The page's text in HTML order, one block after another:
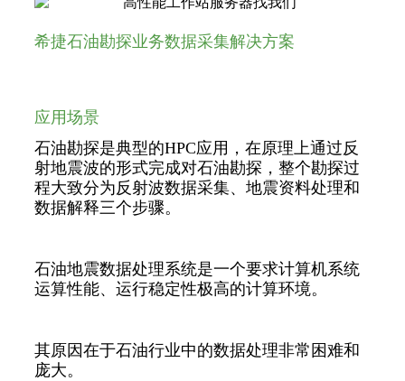
希捷石油勘探业务数据采集解决方案
应用场景
石油勘探是典型的HPC应用，在原理上通过反
射地震波的形式完成对石油勘探，整个勘探过
程大致分为反射波数据采集、地震资料处理和
数据解释三个步骤。
石油地震数据处理系统是一个要求计算机系统
运算性能、运行稳定性极高的计算环境。
其原因在于石油行业中的数据处理非常困难和
庞大。